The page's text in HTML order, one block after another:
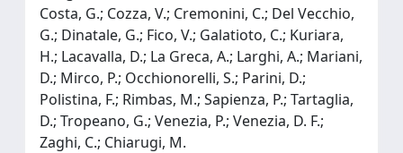
Costa, G.; Cozza, V.; Cremonini, C.; Del Vecchio,
G.; Dinatale, G.; Fico, V.; Galatioto, C.; Kuriara,
H.; Lacavalla, D.; La Greca, A.; Larghi, A.; Mariani,
D.; Mirco, P.; Occhionorelli, S.; Parini, D.;
Polistina, F.; Rimbas, M.; Sapienza, P.; Tartaglia,
D.; Tropeano, G.; Venezia, P.; Venezia, D. F.;
Zaghi, C.; Chiarugi, M.